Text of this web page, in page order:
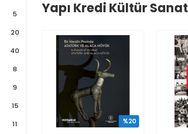
Yapı Kredi Kültür Sanat
%20
5
20
40
8
9
15
11